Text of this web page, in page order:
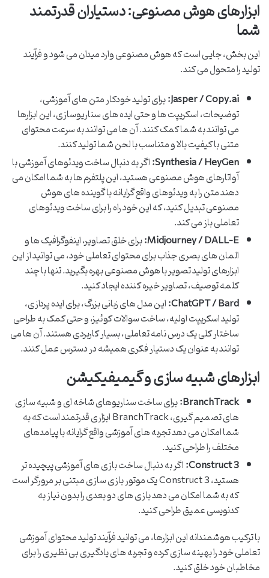
ابزارهای هوش مصنوعی: دستیاران قدرتمند
شما
این بخش، جایی است که هوش مصنوعی وارد میدان می شود و فرآیند
تولید را متحول می کند.
Jasper / Copy.ai: برای تولید خودکار متن های آموزشی،
توضیحات، اسکریپت ها و حتی ایده های سناریوسازی، این ابزارها
می توانند به شما کمک کنند. آن ها می توانند به سرعت محتوای
متنی با کیفیت بالا و متناسب با لحن شما تولید کنند.
Synthesia / HeyGen: اگر به دنبال ساخت ویدئوهای آموزشی با
آواتارهای هوش مصنوعی هستید، این پلتفرم ها به شما امکان می
دهند متن را به ویدئوهای واقع گرایانه با گوینده های هوش
مصنوعی تبدیل کنید، که این خود راه را برای ساخت ویدئوهای
تعاملی باز می کند.
Midjourney / DALL-E: برای خلق تصاویر، اینفوگرافیک ها و
المان های بصری جذاب برای محتوای تعاملی خود، می توانید از این
ابزارهای تولید تصویر با هوش مصنوعی بهره بگیرید. تنها با چند
کلمه توصیف، تصاویر خیره کننده ایجاد کنید.
ChatGPT / Bard: این مدل های زبانی بزرگ، برای ایده پردازی،
تولید اسکریپت اولیه، ساخت سوالات کوئیز، و حتی کمک به طراحی
ساختار کلی یک درس نامه تعاملی، بسیار کاربردی هستند. آن ها می
توانند به عنوان یک دستیار فکری همیشه در دسترس عمل کنند.
ابزارهای شبیه سازی و گیمیفیکیشن
BranchTrack: برای ساخت سناریوهای شاخه ای و شبیه سازی
های تصمیم گیری، BranchTrack ابزاری قدرتمند است که به
شما امکان می دهد تجربه های آموزشی واقع گرایانه با پیامدهای
مختلف را طراحی کنید.
Construct 3: اگر به دنبال ساخت بازی های آموزشی پیچیده تر
هستید، Construct 3 یک موتور بازی سازی مبتنی بر مرورگر است
که به شما امکان می دهد بازی های دو بعدی را بدون نیاز به
کدنویسی عمیق طراحی کنید.
با ترکیب هوشمندانه این ابزارها، می توانید فرآیند تولید محتوای آموزشی
تعاملی خود را بهینه سازی کرده و تجربه های یادگیری بی نظیری را برای
مخاطبان خود خلق کنید.